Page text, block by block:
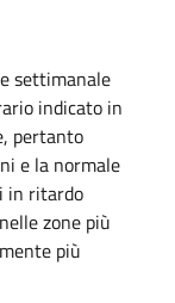
settimanale
indicato in
pertanto
e la normale
in ritardo
zone più
più